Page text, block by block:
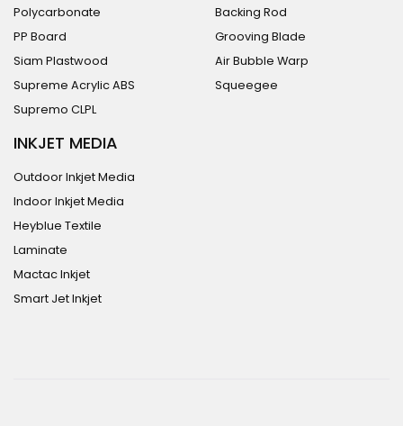
Polycarbonate
PP Board
Siam Plastwood
Supreme Acrylic ABS
Supremo CLPL
INKJET MEDIA
Outdoor Inkjet Media
Indoor Inkjet Media
Heyblue Textile
Laminate
Mactac Inkjet
Smart Jet Inkjet
Backing Rod
Grooving Blade
Air Bubble Warp
Squeegee